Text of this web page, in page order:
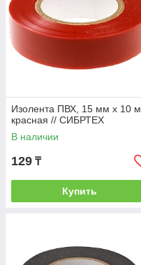
Изолента ПВХ, 15 мм х 10 м,
красная // СИБРТЕХ
В наличии
129 ₸
Купить